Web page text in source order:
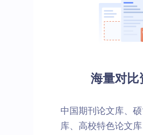
海量对比
中国期刊论文库、
库、高校特色论文